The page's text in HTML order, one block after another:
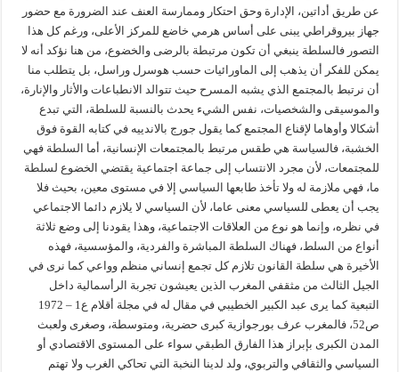
عن طريق أداتين، الإدارة وحق احتكار وممارسة العنف عند الضرورة مع حضور
جهاز بيروقراطي يبنى على أساس هرمي خاضع للمركز الأعلى، ورغم كل هذا
التصور فالسلطة ينبغي أن تكون مرتبطة بالرضى والخضوع، من هنا نؤكد أنه لا
يمكن للفكر أن يذهب إلى الماورائيات حسب هوسرل وراسل، بل يتطلب منا
أن نرتبط بالمجتمع الذي يشبه المسرح حيث تتوالد الانطباعات والأثار والإنارة،
والموسيقى والشخصيات، نفس الشيء يحدث بالنسبة للسلطة، التي تبدع
أشكالا وأوهاما لإقناع المجتمع كما يقول جورج بالاندييه في كتابه القوة فوق
الخشبة، فالسياسة هي طقس مرتبط بالمجتمعات الإنسانية، أما السلطة فهي
للمجتمعات، لأن مجرد الانتساب إلى جماعة اجتماعية يقتضي الخضوع لسلطة
ما، فهي ملازمة له ولا تأخذ طابعها السياسي إلا في مستوى معين، بحيث فلا
يجب أن يعطى للسياسي معنى عاما، لأن السياسي لا يلازم دائما الاجتماعي
في نظره، وإنما هو نوع من العلاقات الاجتماعية، وهذا يقودنا إلى وضع ثلاثة
أنواع من السلط، فهناك السلطة المباشرة والفردية، والمؤسسية، فهذه
الأخيرة هي سلطة القانون تلازم كل تجمع إنساني منظم وواعي كما نرى في
الجيل الثالث من مثقفي المغرب الذين يعيشون تجربة الرأسمالية داخل
التبعية كما يرى عبد الكبير الخطيبي في مقال له في مجلة أقلام ع1 – 1972
ص52، فالمغرب عرف بورجوازية كبرى حضرية، ومتوسطة، وصغرى ولعبث
المدن الكبرى بإبراز هذا الفارق الطبقي سواء على المستوى الاقتصادي أو
السياسي والثقافي والتربوي، ولد لدينا النخبة التي تحاكي الغرب ولا تهتم